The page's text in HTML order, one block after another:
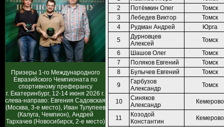
Призеры 1-го Международного
Евразийского Чемпионата по
спортивному преферансу
г. Екатеринбург, 12-14 июня 2026 г.
слева-направо: Евгения Садовская
(Москва, 3-е место), Иван Тулупеев
(Калуга, Чемпион), Андрей
Тархачев (Новосибирск, 2-е место)
2
Потёмкин Олег
Томск
3
Лебедев Виктор
Томск
4
Рудман Андрей
Юрга
5
Дурновцев
Алексей
Томск
6
Шашов Олег
Томск
7
Поляков Евгений
Томск
8
Булычев Евгений
Томск
9
Гарбузов
Александр
Томск
10
Синяков
Александр
Кемерово
11
Козодой
Константин
Кемерово